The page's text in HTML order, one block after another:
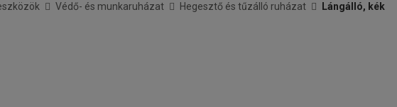
Védő- és munkaruházat Hegesztő és tűzálló ruházat Lángálló, kék